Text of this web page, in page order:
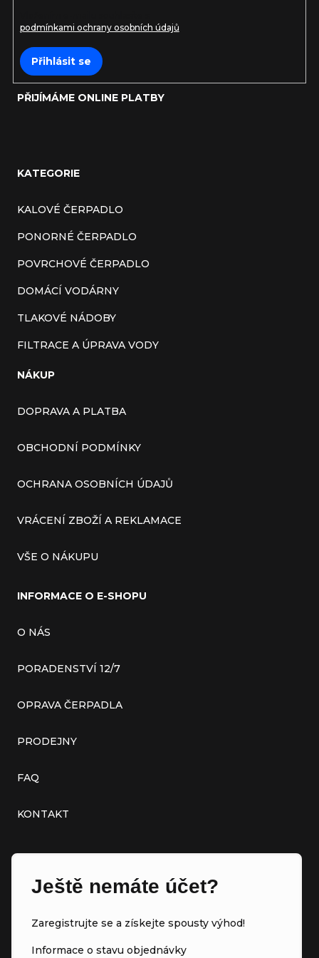
podmínkami ochrany osobních údajů
Přihlásit se
PŘIJÍMÁME ONLINE PLATBY
KATEGORIE
KALOVÉ ČERPADLO
PONORNÉ ČERPADLO
POVRCHOVÉ ČERPADLO
DOMÁCÍ VODÁRNY
TLAKOVÉ NÁDOBY
FILTRACE A ÚPRAVA VODY
NÁKUP
DOPRAVA A PLATBA
OBCHODNÍ PODMÍNKY
OCHRANA OSOBNÍCH ÚDAJŮ
VRÁCENÍ ZBOŽÍ A REKLAMACE
VŠE O NÁKUPU
INFORMACE O E-SHOPU
O NÁS
PORADENSTVÍ 12/7
OPRAVA ČERPADLA
PRODEJNY
FAQ
KONTAKT
Ještě nemáte účet?
Zaregistrujte se a získejte spousty výhod!
Informace o stavu objednávky